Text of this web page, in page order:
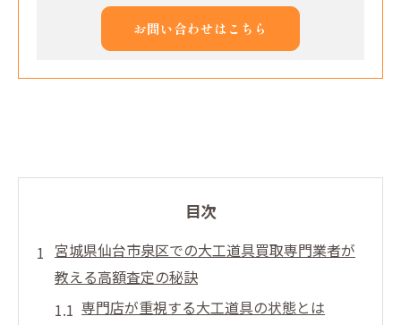
お問い合わせはこちら
目次
宮城県仙台市泉区での大工道具買取専門業者が
教える高額査定の秘訣
専門店が重視する大工道具の状態とは